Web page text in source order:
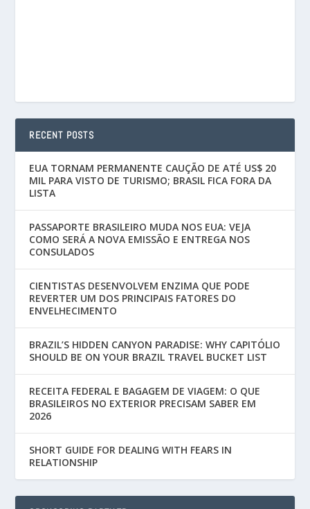
RECENT POSTS
EUA TORNAM PERMANENTE CAUÇÃO DE ATÉ US$ 20
MIL PARA VISTO DE TURISMO; BRASIL FICA FORA DA
LISTA
PASSAPORTE BRASILEIRO MUDA NOS EUA: VEJA
COMO SERÁ A NOVA EMISSÃO E ENTREGA NOS
CONSULADOS
CIENTISTAS DESENVOLVEM ENZIMA QUE PODE
REVERTER UM DOS PRINCIPAIS FATORES DO
ENVELHECIMENTO
BRAZIL’S HIDDEN CANYON PARADISE: WHY CAPITÓLIO
SHOULD BE ON YOUR BRAZIL TRAVEL BUCKET LIST
RECEITA FEDERAL E BAGAGEM DE VIAGEM: O QUE
BRASILEIROS NO EXTERIOR PRECISAM SABER EM
2026
SHORT GUIDE FOR DEALING WITH FEARS IN
RELATIONSHIP